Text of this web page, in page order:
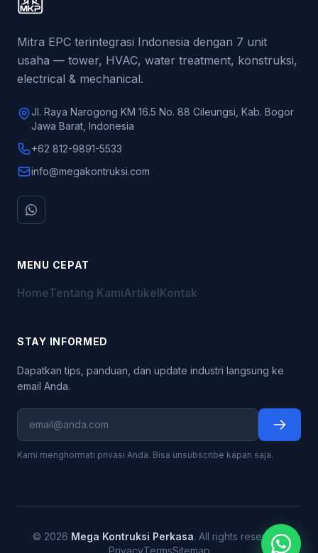
Mitra EPC terintegrasi Indonesia dengan 7 unit
usaha — tower, HVAC, water treatment, konstruksi,
electrical & mechanical.
Jl. Raya Narogong KM 16.5 No. 88 Cileungsi, Kab. Bogor
Jawa Barat, Indonesia
+62 812-9891-5533
info@megakontruksi.com
MENU CEPAT
HomeTentang KamiArtikel Kontak
STAY INFORMED
Dapatkan tips, panduan, dan update industri langsung ke
email Anda.
Kami menghormati privasi Anda. Bisa unsubscribe kapan saja.
© 2026 Mega Kontruksi Perkasa. All rights reserved.